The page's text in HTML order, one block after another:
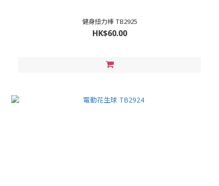
健身扭力棒 TB2925
HK$60.00